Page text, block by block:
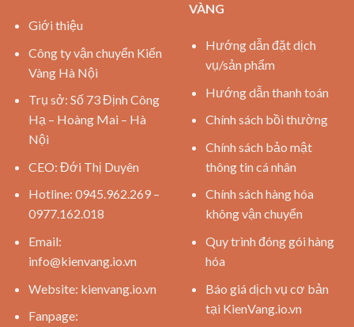
Giới thiệu
Công ty vận chuyển Kiến
Vàng Hà Nội
Trụ sở: Số 73 Định Công
Hạ – Hoàng Mai – Hà
Nội
CEO: Đới Thị Duyên
Hotline: 0945.962.269 –
0977.162.018
Email:
info@kienvang.io.vn
Website: kienvang.io.vn
Fanpage:
VÀNG
Hướng dẫn đặt dịch
vụ/sản phẩm
Hướng dẫn thanh toán
Chính sách bồi thường
Chính sách bảo mật
thông tin cá nhân
Chính sách hàng hóa
không vận chuyển
Quy trình đóng gói hàng
hóa
Báo giá dịch vụ cơ bản
tại KienVang.io.vn